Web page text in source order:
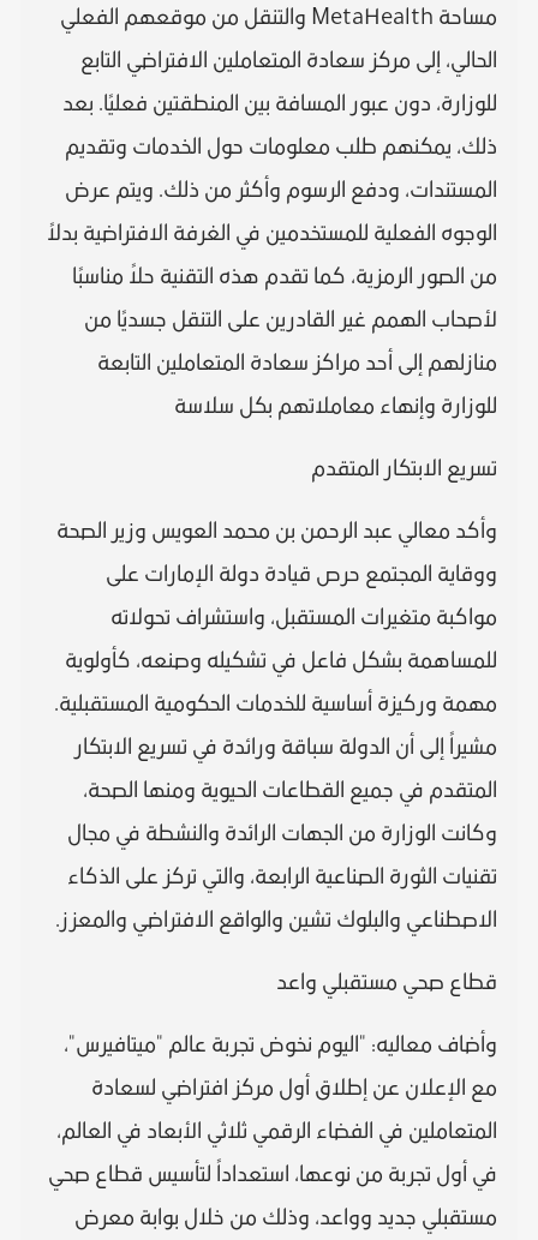
مساحة MetaHealth والتنقل من موقعهم الفعلي
الحالي، إلى مركز سعادة المتعاملين الافتراضي التابع
للوزارة، دون عبور المسافة بين المنطقتين فعليًا. بعد
ذلك، يمكنهم طلب معلومات حول الخدمات وتقديم
المستندات، ودفع الرسوم وأكثر من ذلك. ويتم عرض
الوجوه الفعلية للمستخدمين في الغرفة الافتراضية بدلاً
من الصور الرمزية، كما تقدم هذه التقنية حلاً مناسبًا
لأصحاب الهمم غير القادرين على التنقل جسديًا من
منازلهم إلى أحد مراكز سعادة المتعاملين التابعة
للوزارة وإنهاء معاملاتهم بكل سلاسة
تسريع الابتكار المتقدم
وأكد معالي عبد الرحمن بن محمد العويس وزير الصحة
ووقاية المجتمع حرص قيادة دولة الإمارات على
مواكبة متغيرات المستقبل، واستشراف تحولاته
للمساهمة بشكل فاعل في تشكيله وصنعه، كأولوية
مهمة وركيزة أساسية للخدمات الحكومية المستقبلية.
مشيراً إلى أن الدولة سباقة ورائدة في تسريع الابتكار
المتقدم في جميع القطاعات الحيوية ومنها الصحة،
وكانت الوزارة من الجهات الرائدة والنشطة في مجال
تقنيات الثورة الصناعية الرابعة، والتي تركز على الذكاء
الاصطناعي والبلوك تشين والواقع الافتراضي والمعزز.
قطاع صحي مستقبلي واعد
وأضاف معاليه: "اليوم نخوض تجربة عالم "ميتافيرس"،
مع الإعلان عن إطلاق أول مركز افتراضي لسعادة
المتعاملين في الفضاء الرقمي ثلاثي الأبعاد في العالم،
في أول تجربة من نوعها، استعداداً لتأسيس قطاع صحي
مستقبلي جديد وواعد، وذلك من خلال بوابة معرض